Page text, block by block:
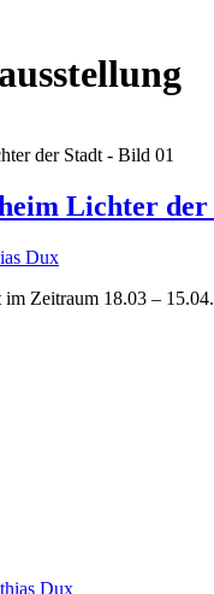
der Stadt - Bild 01
Lichter der
Dux
Zeitraum 18.03 –
Dux